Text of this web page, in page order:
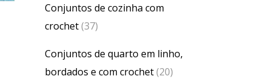
Conjuntos de cozinha com
crochet(37)
Conjuntos de quarto em linho,
bordados e com crochet(20)